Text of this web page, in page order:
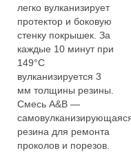
легко вулканизирует
протектор и боковую
стенку покрышек. За
каждые 10 минут при
149°С
вулканизируется 3
мм толщины резины.
Смесь А&В —
резина для ремонта
проколов и порезов.